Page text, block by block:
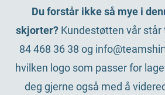
Du forstår ikke så mye i
skjorter? Kundestøtten vår
84 468 36 38 og
hvilken logo som passer for
deg gjerne også med å